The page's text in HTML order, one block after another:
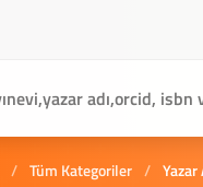
/ Tüm Kategoriler / Yazar